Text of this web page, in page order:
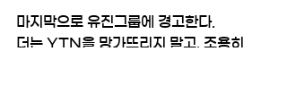
마지막으로 유진그룹에 경고한다.
더는 YTN을 망가뜨리지 말고, 조용히